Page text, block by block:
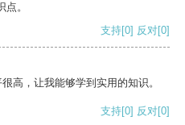
。
支持[0] 反对[0]
高，让我能够学到实用的知识。
支持[0] 反对[0]